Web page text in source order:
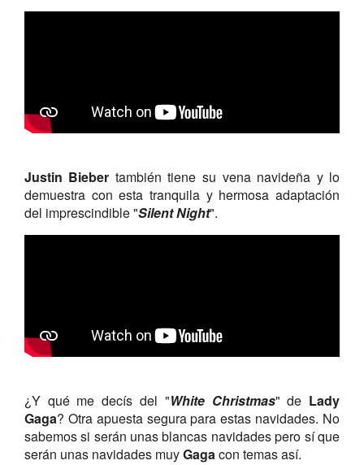
Justin Bieber también tiene su vena navideña y lo
demuestra con esta tranquila y hermosa adaptación
del imprescindible "Silent Night".
¿Y qué me decís del "White Christmas" de Lady
Gaga? Otra apuesta segura para estas navidades. No
sabemos si serán unas blancas navidades pero sí que
serán unas navidades muyGagacon temas así.